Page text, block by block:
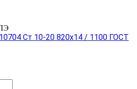
Ст 10-20 820x14 / 1100 ГОСТ